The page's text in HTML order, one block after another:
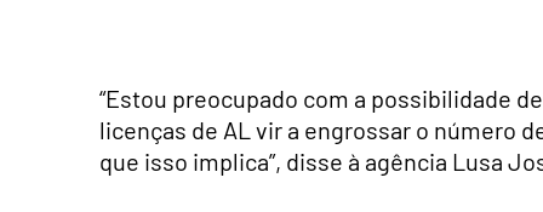
“Estou preocupado com a possibilidade
licenças de AL vir a engrossar o número
que isso implica”, disse à agência Lusa